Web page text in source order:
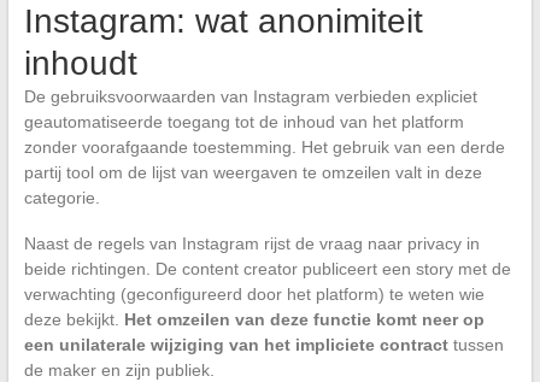
Instagram: wat anonimiteit
inhoudt
De gebruiksvoorwaarden van Instagram verbieden expliciet
geautomatiseerde toegang tot de inhoud van het platform
zonder voorafgaande toestemming. Het gebruik van een derde
partij tool om de lijst van weergaven te omzeilen valt in deze
categorie.
Naast de regels van Instagram rijst de vraag naar privacy in
beide richtingen. De content creator publiceert een story met de
verwachting (geconfigureerd door het platform) te weten wie
deze bekijkt. Het omzeilen van deze functie komt neer op
een unilaterale wijziging van het impliciete contracttussen
de maker en zijn publiek.